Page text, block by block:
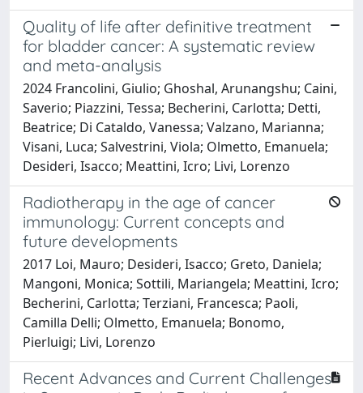
Quality of life after definitive treatment
for bladder cancer: A systematic review
and meta-analysis
2024 Francolini, Giulio; Ghoshal, Arunangshu; Caini,
Saverio; Piazzini, Tessa; Becherini, Carlotta; Detti,
Beatrice; Di Cataldo, Vanessa; Valzano, Marianna;
Visani, Luca; Salvestrini, Viola; Olmetto, Emanuela;
Desideri, Isacco; Meattini, Icro; Livi, Lorenzo
Radiotherapy in the age of cancer
immunology: Current concepts and
future developments
2017 Loi, Mauro; Desideri, Isacco; Greto, Daniela;
Mangoni, Monica; Sottili, Mariangela; Meattini, Icro;
Becherini, Carlotta; Terziani, Francesca; Paoli,
Camilla Delli; Olmetto, Emanuela; Bonomo,
Pierluigi; Livi, Lorenzo
Recent Advances and Current Challenges